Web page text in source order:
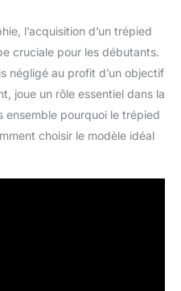
l’acquisition d’un trépied
cruciale pour les débutants.
négligé au profit d’un objectif
joue un rôle essentiel dans la
ensemble pourquoi le trépied
choisir le modèle idéal